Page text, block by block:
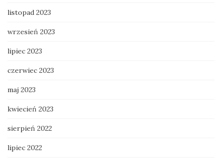
listopad 2023
wrzesień 2023
lipiec 2023
czerwiec 2023
maj 2023
kwiecień 2023
sierpień 2022
lipiec 2022